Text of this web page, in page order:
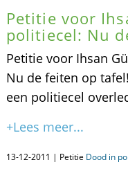
Petitie voor
politiecel: Nu
Petitie voor Ihsan
Nu de feiten op
een politiecel
+Lees meer...
13-12-2011 | Petitie Dood in